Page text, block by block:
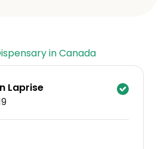
in Canada
Laprise